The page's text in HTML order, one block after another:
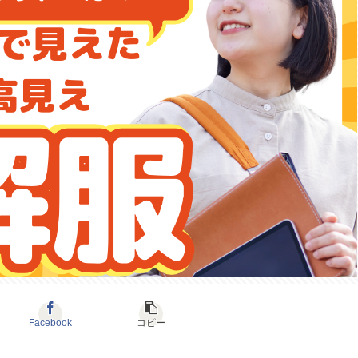
Facebook コピー